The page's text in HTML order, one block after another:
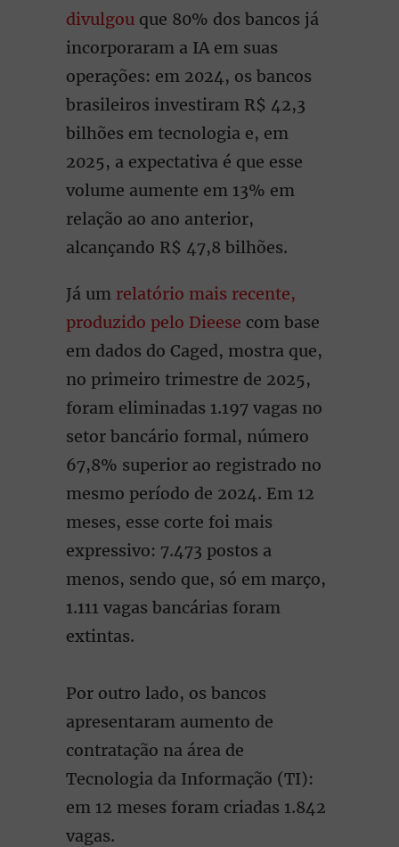
divulgou que 80% dos bancos já
incorporaram a IA em suas
operações: em 2024, os bancos
brasileiros investiram R$ 42,3
bilhões em tecnologia e, em
2025, a expectativa é que esse
volume aumente em 13% em
relação ao ano anterior,
alcançando R$ 47,8 bilhões.
Já um relatório mais recente,
produzido pelo Dieese com base
em dados do Caged, mostra que,
no primeiro trimestre de 2025,
foram eliminadas 1.197 vagas no
setor bancário formal, número
67,8% superior ao registrado no
mesmo período de 2024. Em 12
meses, esse corte foi mais
expressivo: 7.473 postos a
menos, sendo que, só em março,
1.111 vagas bancárias foram
extintas.
Por outro lado, os bancos
apresentaram aumento de
contratação na área de
Tecnologia da Informação (TI):
em 12 meses foram criadas 1.842
vagas.